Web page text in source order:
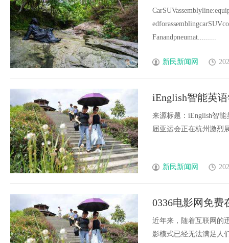
Fanandpneumat.........
新民新闻网
iEnglish智能英
器
来源标题：iEnglish智
届亚运会正在杭州激烈
新民新闻网
0336电影网免费
近年来，随着互联网的
影模式已经无法满足人